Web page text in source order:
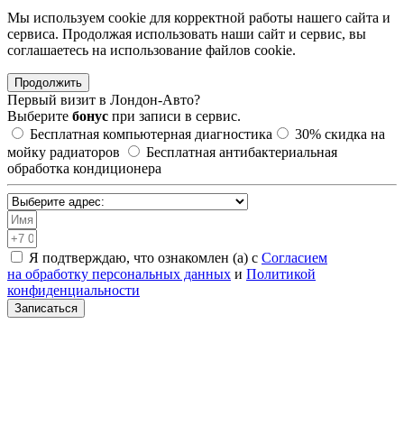
Мы используем cookie для корректной работы нашего сайта и
сервиса. Продолжая использовать наши сайт и сервис, вы
соглашаетесь на использование файлов сookie.
Продолжить
Первый визит в Лондон-Авто?
Выберите бонус при записи в сервис.
Бесплатная компьютерная диагностика
30% скидка на
мойку радиаторов
Бесплатная антибактериальная
обработка кондиционера
Я подтверждаю, что ознакомлен (а) с Согласием
на обработку персональных данных и Политикой
конфиденциальности
Записаться